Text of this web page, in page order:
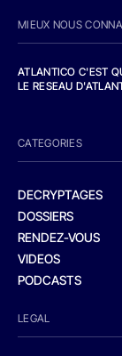
MIEUX NOUS
ATLANTICO C'EST
LE RESEAU
CATEGORIES
DECRYPTAGES
DOSSIERS
RENDEZ-VOUS
VIDEOS
PODCASTS
LEGAL